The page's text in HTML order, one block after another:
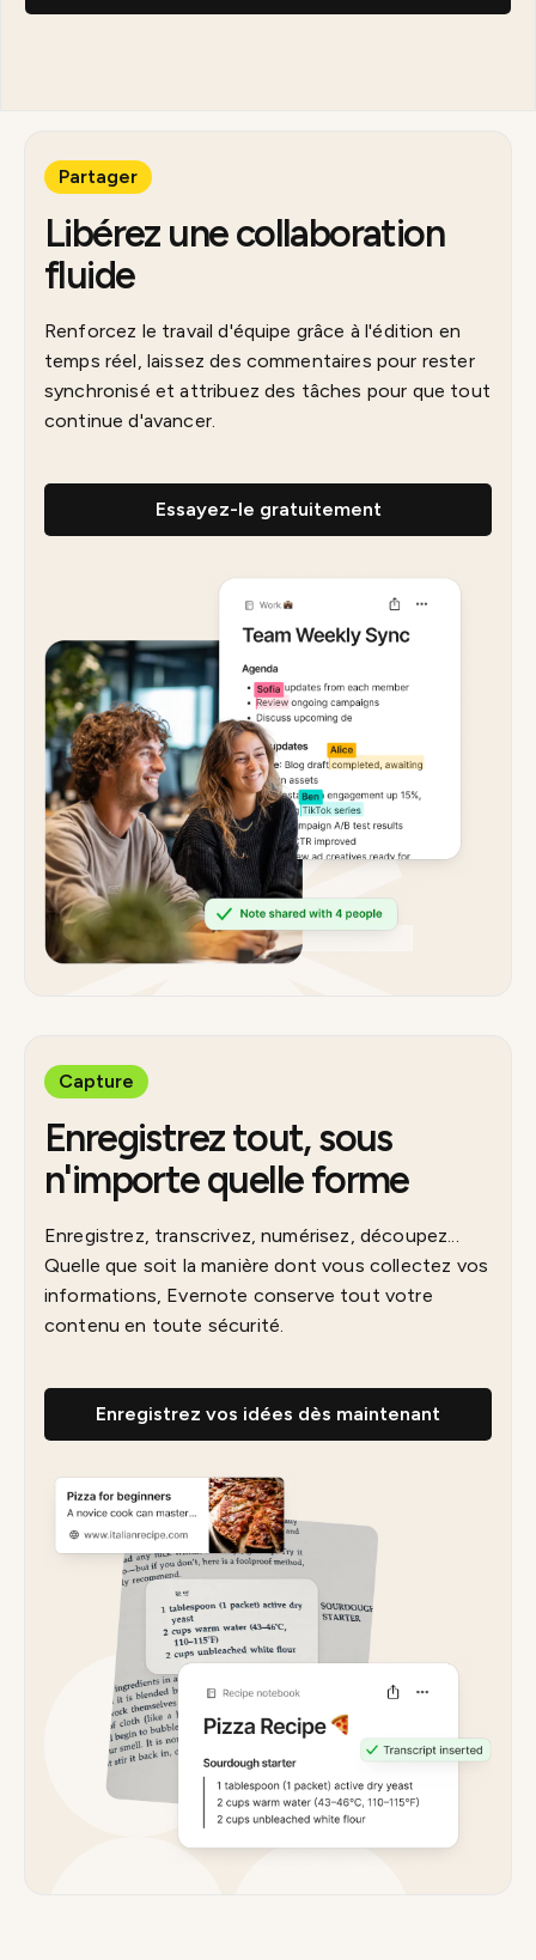
Partager
Libérez une collaboration
fluide
Renforcez le travail d'équipe grâce à l'édition en
temps réel, laissez des commentaires pour rester
synchronisé et attribuez des tâches pour que tout
continue d'avancer.
Essayez-le gratuitement
Capture
Enregistrez tout, sous
n'importe quelle forme
Enregistrez, transcrivez, numérisez, découpez...
Quelle que soit la manière dont vous collectez vos
informations, Evernote conserve tout votre
contenu en toute sécurité.
Enregistrez vos idées dès maintenant